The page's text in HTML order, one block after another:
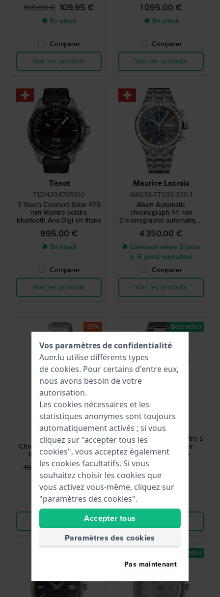
169,00 € 109,95 €
● En stock
Comparer
Voir les produits
1 095,00 €
● En stock
Comparer
Voir les produits
Tissot
T1214204705100
T-Touch Connect Solar 47.5
mm Montre solaire
bluetooth Ana-Digi en titane
995,00 €
● En stock
Comparer
Voir les produits
Maurice Lacroix
AI6038-TT032-330-1
Aikon Automatic
chronograph 44 mm
Chronographe automatique
en titane de fabrication
suisse avec date du jour
4 350,00 €
● Livraison entre 3 jours
à 6 jours ouvrables
Comparer
Voir les produits
Boccia
3746-01
3746-01 39 mm
Chronographe à quartz en
titane pour hommes
199,00 € 129,95 €
● En stock
Comparer
Voir les produits
-35%
Seiko
SUR375P1
SUR375P1 40 mm Montre à
quartz en titane pour
hommes avec date
360,00 €
● En stock
Voir les produits
Best-seller
Best-seller
Vos paramètres de confidentialité
Auer.lu utilise différents types
de cookies. Pour certains d'entre eux,
nous avons besoin de votre
autorisation.
Les cookies nécessaires et les
statistiques anonymes sont toujours
automatiquement activés ; si vous
cliquez sur "accepter tous les
cookies", vous acceptez également
les cookies facultatifs. Si vous
souhaitez choisir les cookies que
vous activez vous-même, cliquez sur
"paramètres des cookies".
Accepter tous
Paramètres des cookies
Pas maintenant